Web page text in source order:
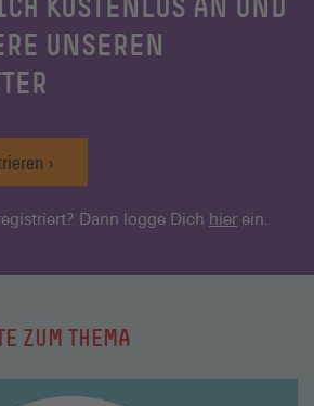
KOSTENLOS AN UND
UNSEREN
Dann logge Dich hier ein.
ZUM THEMA